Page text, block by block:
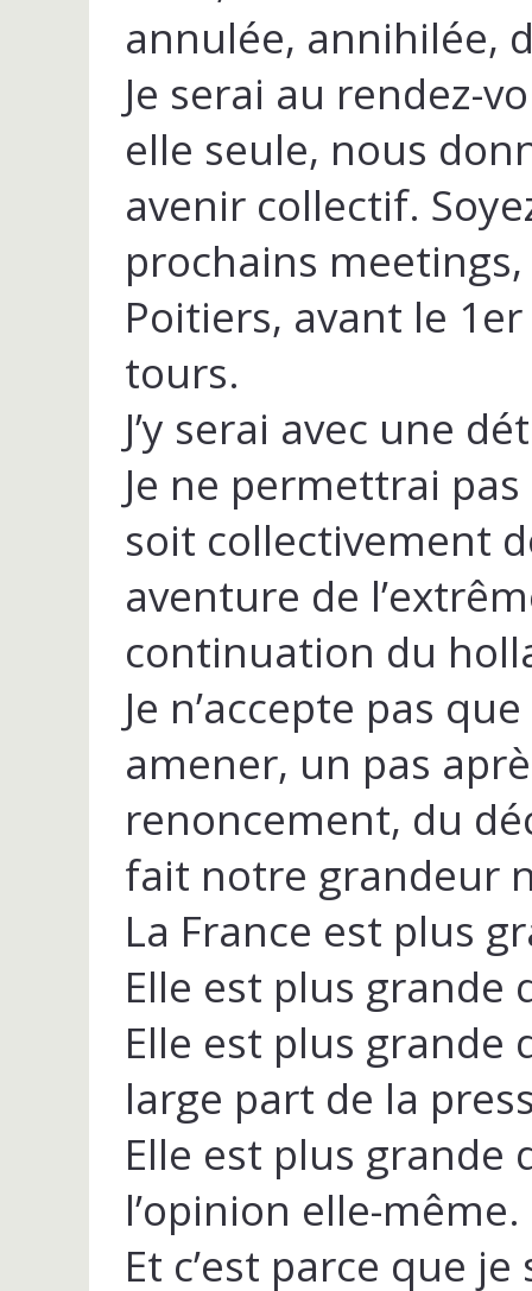
annulée, annihilée,
Je serai au rendez-
elle seule, nous
avenir collectif.
prochains
Poitiers, avant le
tours.
J’y serai avec une
Je ne permettrai
soit collectivement
aventure de
continuation du
Je n’accepte pas
amener, un pas
renoncement, du
fait notre grandeur
La France est plus
Elle est plus grande
Elle est plus grande
large part de la
Elle est plus grande
l’opinion elle-même.
Et c’est parce que